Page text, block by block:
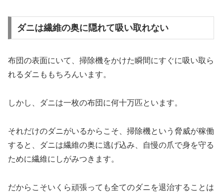
ダニは繊維の奥に隠れて吸い取れない
布団の表面にいて、掃除機をかけた瞬間にすぐに吸い取ら
れるダニももちろんいます。
しかし、ダニは一枚の布団に何十万匹といます。
それだけのダニがいるからこそ、掃除機という脅威が稼働
すると、ダニは繊維の奥に逃げ込み、自慢の爪で身を守る
ために繊維にしがみつきます。
だからこそいくら頑張っても全てのダニを退治することは